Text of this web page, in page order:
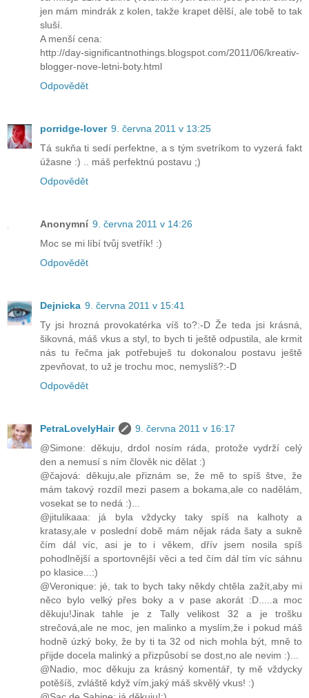
jen mám mindrák z kolen, takže krapet dělší, ale tobě to tak
sluší.
A menší cena:
http://day-significantnothings.blogspot.com/2011/06/kreativ-
blogger-nove-letni-boty.html
Odpovědět
porridge-lover 9. června 2011 v 13:25
Tá sukňa ti sedí perfektne, a s tým svetríkom to vyzerá fakt
úžasne :) .. máš perfektnú postavu ;)
Odpovědět
Anonymní 9. června 2011 v 14:26
Moc se mi líbí tvůj svetřík! :)
Odpovědět
Dejnicka 9. června 2011 v 15:41
Ty jsi hrozná provokatérka víš to?:-D Že teda jsi krásná,
šikovná, máš vkus a styl, to bych ti ještě odpustila, ale krmit
nás tu řečma jak potřebuješ tu dokonalou postavu ještě
zpevňovat, to už je trochu moc, nemyslíš?:-D
Odpovědět
PetraLovelyHair
9. června 2011 v 16:17
@Simone: děkuju, drdol nosím ráda, protože vydrží celý
den a nemusí s ním člověk nic dělat :)
@čajová: děkuju,ale přiznám se, že mě to spíš štve, že
mám takový rozdíl mezi pasem a bokama,ale co nadělám,
vosekat se to nedá :)...
@jitulikaaa: já byla vždycky taky spíš na kalhoty a
kratasy,ale v poslední době mám nějak ráda šaty a sukně
čím dál víc, asi je to i věkem, dřív jsem nosila spíš
pohodlnější a sportovnější věci a ted čím dál tím víc sáhnu
po klasice...:)
@Veronique: jé, tak to bych taky někdy chtěla zažít,aby mi
něco bylo velký přes boky a v pase akorát :D.....a moc
děkuju!Jinak tahle je z Tally velikost 32 a je trošku
strečová,ale ne moc, jen malinko a myslím,že i pokud máš
hodně úzký boky, že by ti ta 32 od nich mohla být, mně to
přijde docela malinký a přizpůsobí se dost,no ale nevim :)...
@Nadio, moc děkuju za krásný komentář, ty mě vždycky
potěšíš, zvláště když vím,jaký máš skvělý vkus! :)